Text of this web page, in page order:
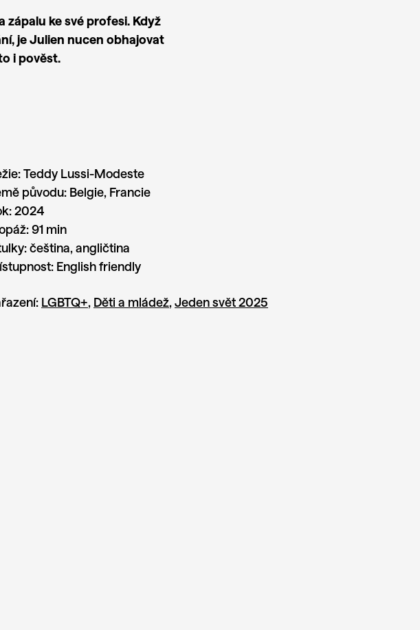
ke své profesi. Když
je Julien nucen obhajovat
i pověst.
Teddy Lussi-Modeste
původu: Belgie, Francie
2024
91 min
čeština, angličtina
English friendly
LGBTQ+, Děti a mládež,Jeden svět 2025